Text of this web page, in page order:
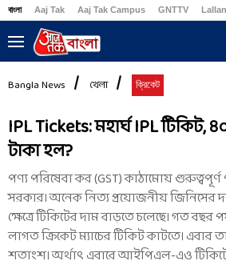
বাংলা Aaj Tak Aaj Tak Campus GNTTV
Bangla News খেলা ক্রিকেট
IPL Tickets: মহার্ঘ IPL টিকিট,
টাকা হল?
পণ্য পরিষেবা কর (GST) কাঠামোয় গুরুত্বপূর্ণ
সরকার। অনেক নিত্য প্রয়োজনীয় জিনিসের
ক্ষেত্রে টিকিটের দাম বাড়তে চলেছে। গত
লাগত ক্রিকেট ম্যাচের টিকিট কাটতে। এবার
শতাংশ। অর্থাৎ এবারে আইপিএল-এও